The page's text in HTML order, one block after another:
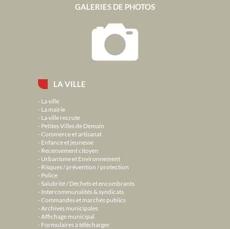
LA VILLE
La ville
La mairie
La ville recrute
Petites Villes de Demain
Commerce et artisanat
Enfance et jeunesse
Recensement citoyen
Urbanisme et Environnement
Risques / prévention / protection
Police
Salubrité / Déchets et encombrants
Intercommunalités & syndicats
Commandes et marchés publics
Archives municipales
Affichage municipal
Formulaires à télécharger
GALERIES DE PHOTOS